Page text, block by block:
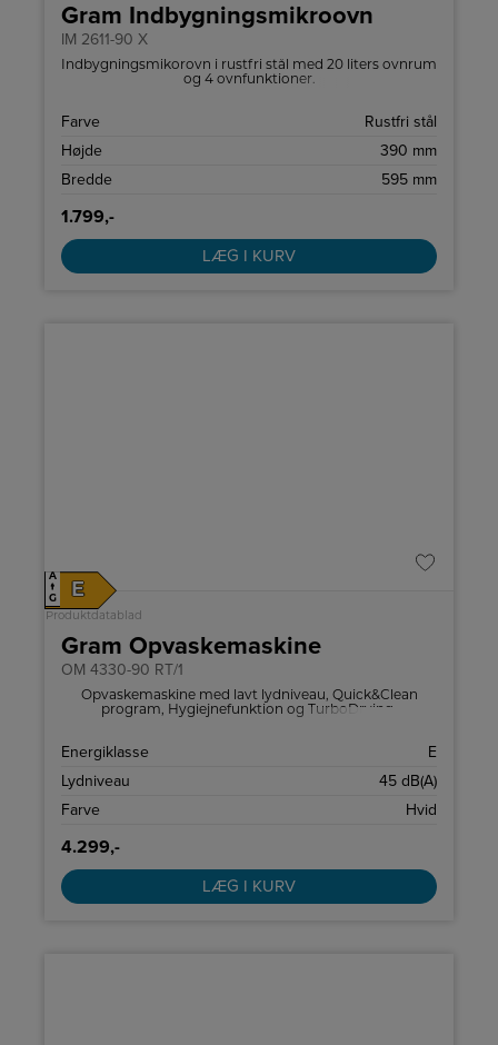
Gram Indbygningsmikroovn
IM 2611-90 X
Indbygningsmikorovn i rustfri stål med 20 liters ovnrum
og 4 ovnfunktioner.
Farve
Rustfri stål
Højde
390 mm
Bredde
595 mm
1.799,-
LÆG I KURV
A
↑
G
E
Produktdatablad
Gram Opvaskemaskine
OM 4330-90 RT/1
Opvaskemaskine med lavt lydniveau, Quick&Clean
program, Hygiejnefunktion og TurboDrying.
Energiklasse
E
Lydniveau
45 dB(A)
Farve
Hvid
4.299,-
LÆG I KURV